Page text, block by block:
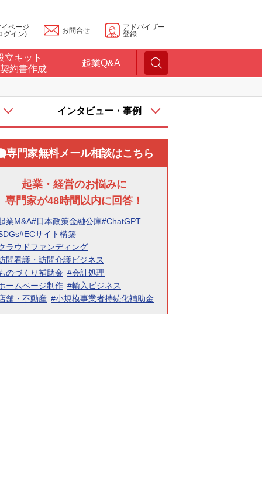
ページ
グイン)
お問合せ
アドバイザー
登録
立キット
約書作成
起業Q&A
インタビュー・事例
専門家無料メール相談はこちら
起業・経営のお悩みに
専門家が48時間以内に回答！
業M&A#日本政策金融公庫#ChatGPT
#ECサイト構築
ラウドファンディング
問看護・訪問介護ビジネス
のづくり補助金 #会計処理
ームページ制作 #輸入ビジネス
舗・不動産 #小規模事業者持続化補助金